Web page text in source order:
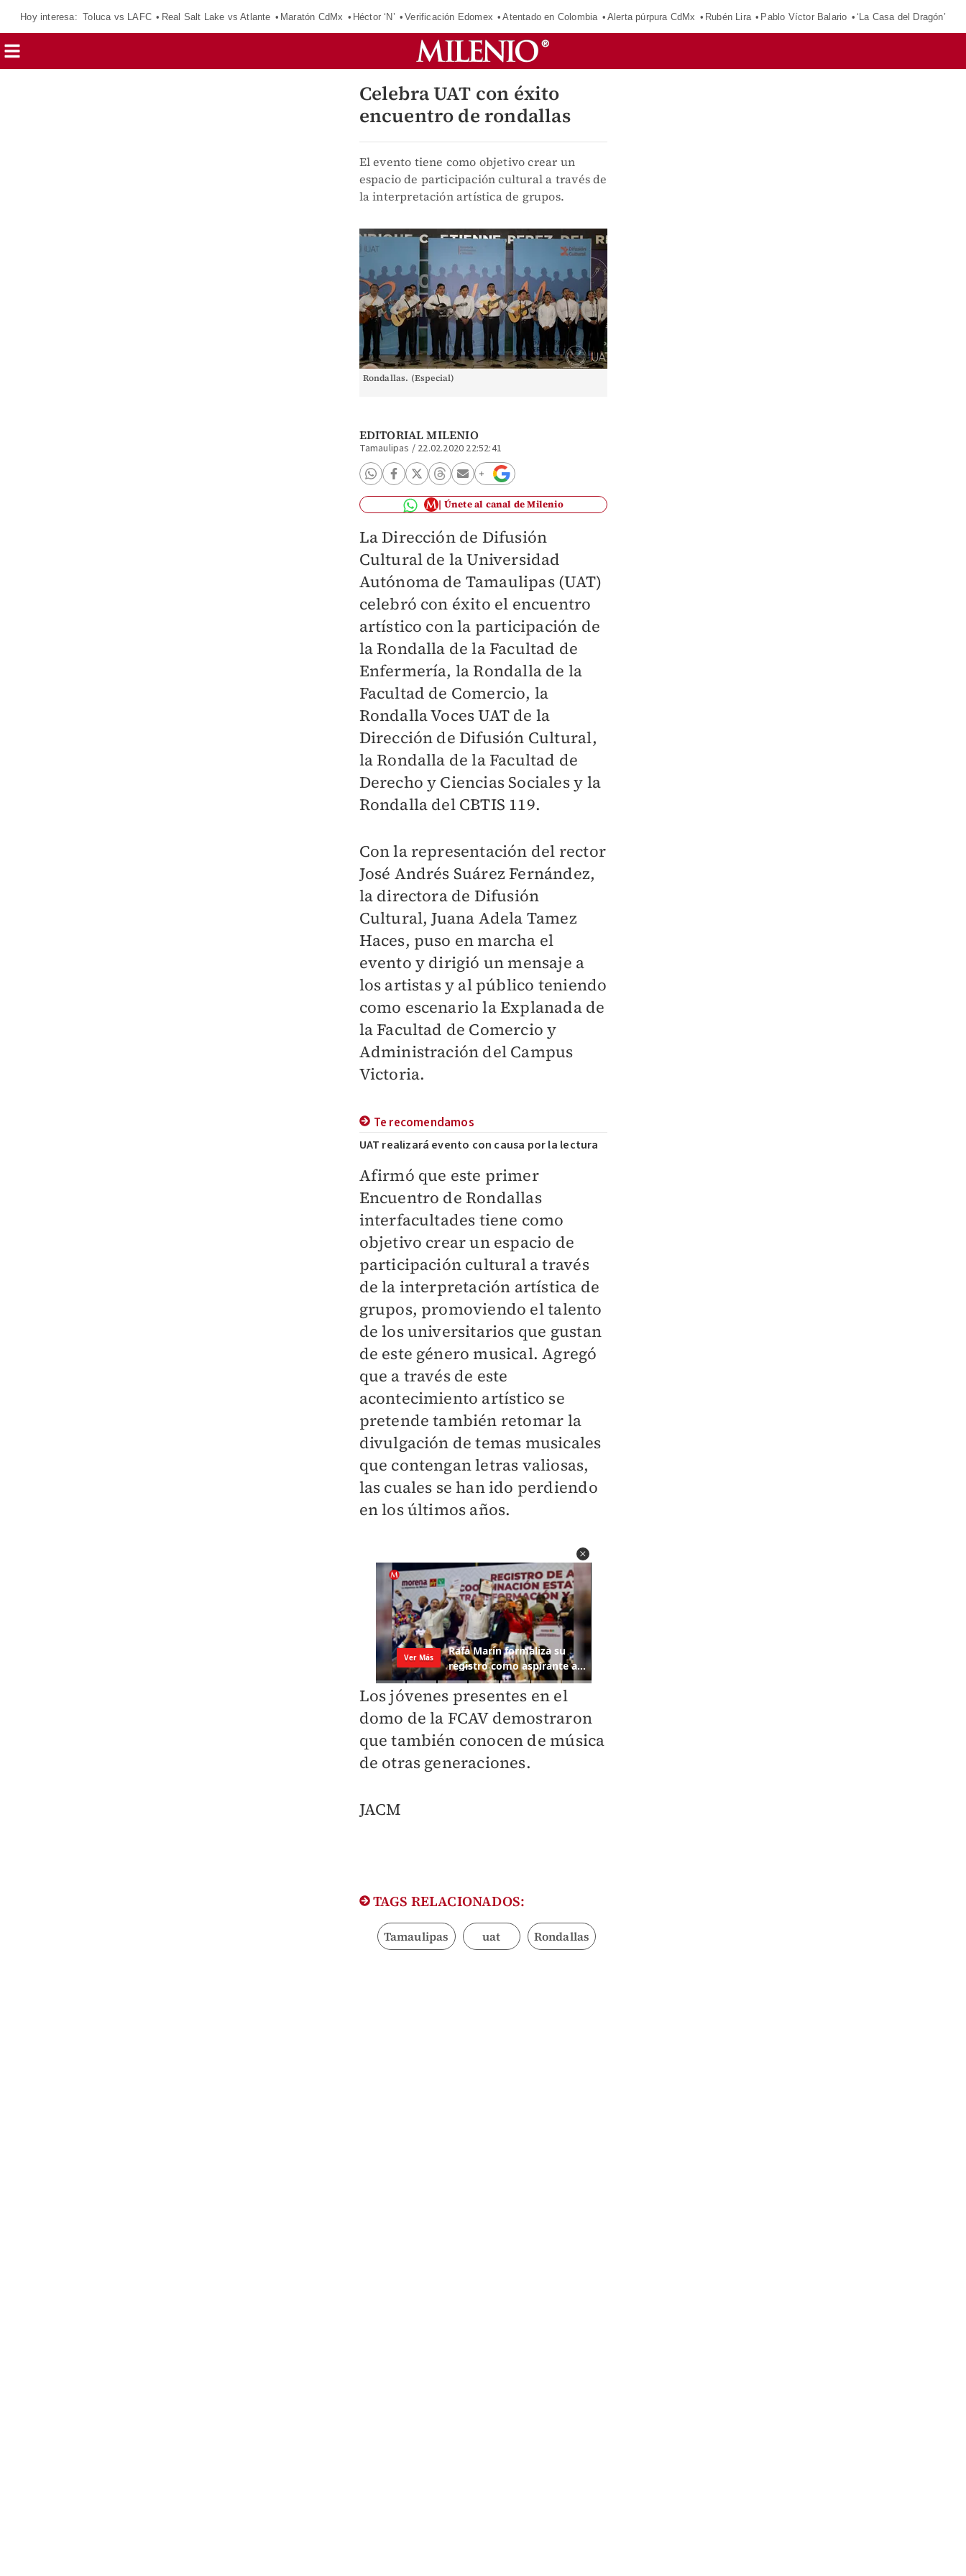
Hoy interesa: Toluca vs LAFC Real Salt Lake vs Atlante Maratón CdMx Héctor ‘N’ Verificación Edomex Atentado en Colombia Alerta púrpura CdMx Rubén Lira Pablo Víctor Balario ‘La Casa del Dragón’
Celebra UAT con éxito
encuentro de rondallas
El evento tiene como objetivo crear un
espacio de participación cultural a través de
la interpretación artística de grupos.
Rondallas. (Especial)
EDITORIAL MILENIO
Tamaulipas / 22.02.2020 22:52:41
Únete al canal de Milenio
La Dirección de Difusión
Cultural de la Universidad
Autónoma de Tamaulipas (UAT)
celebró con éxito el encuentro
artístico con la participación de
la Rondalla de la Facultad de
Enfermería, la Rondalla de la
Facultad de Comercio, la
Rondalla Voces UAT de la
Dirección de Difusión Cultural,
la Rondalla de la Facultad de
Derecho y Ciencias Sociales y la
Rondalla del CBTIS 119.
Con la representación del rector
José Andrés Suárez Fernández,
la directora de Difusión
Cultural, Juana Adela Tamez
Haces, puso en marcha el
evento y dirigió un mensaje a
los artistas y al público teniendo
como escenario la Explanada de
la Facultad de Comercio y
Administración del Campus
Victoria.
Te recomendamos
UAT realizará evento con causa por la lectura
​Afirmó que este primer
Encuentro de Rondallas
interfacultades tiene como
objetivo crear un espacio de
participación cultural a través
de la interpretación artística de
grupos, promoviendo el talento
de los universitarios que gustan
de este género musical. Agregó
que a través de este
acontecimiento artístico se
pretende también retomar la
divulgación de temas musicales
que contengan letras valiosas,
las cuales se han ido perdiendo
en los últimos años.
Los jóvenes presentes en el
domo de la FCAV demostraron
que también conocen de música
de otras generaciones.
JACM
TAGS RELACIONADOS:
Tamaulipas uat Rondallas